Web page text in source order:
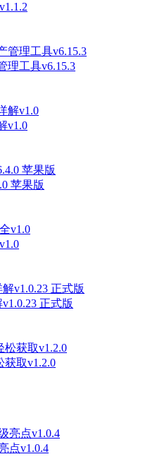
理工具v6.15.3
v1.0
苹果版
正式版
取v1.2.0
点v1.0.4